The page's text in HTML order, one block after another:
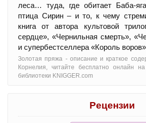
леса… туда, где обитает Баба-
птица Сирин – и то, к чему
книга от автора культовой
сердце», «Чернильная смерть»,
и супербестселлера «Король
Золотая пряжа - oписание и краткое
Корнелия, читайте бесплатно онлайн
библиотеки KNIGGER.com
Рецензии